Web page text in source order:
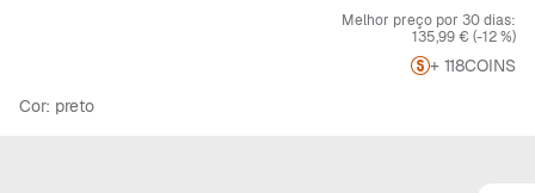
Melhor preço por 30 dias:
135,99 € (-12 %)
+ 118COINS
Cor: preto